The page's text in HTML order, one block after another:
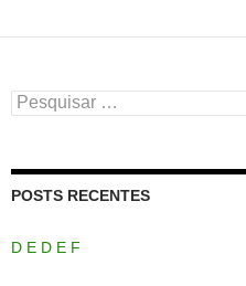
Pesquisar
por:
POSTS RECENTES
D E D E F